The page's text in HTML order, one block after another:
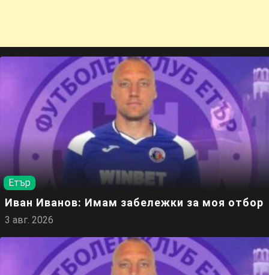
Етър
Иван Иванов: Имам забележки за моя отбор
3 авг. 2026